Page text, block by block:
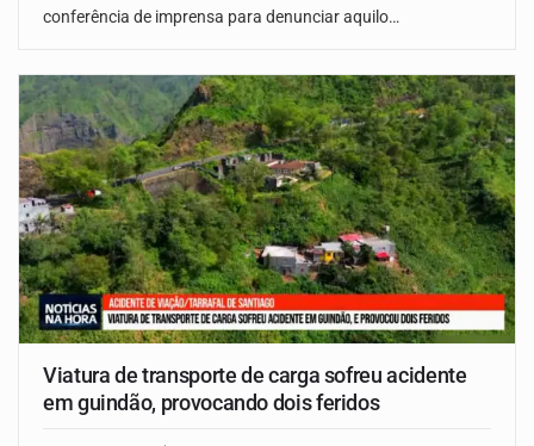
conferência de imprensa para denunciar aquilo…
Viatura de transporte de carga sofreu acidente
em guindão, provocando dois feridos